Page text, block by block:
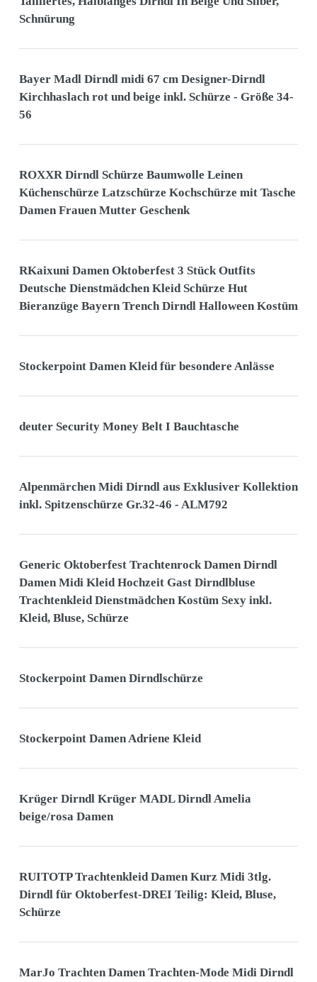
Schnürung
Bayer Madl Dirndl midi 67 cm Designer-Dirndl
Kirchhaslach rot und beige inkl. Schürze - Größe 34-
56
ROXXR Dirndl Schürze Baumwolle Leinen
Küchenschürze Latzschürze Kochschürze mit Tasche
Damen Frauen Mutter Geschenk
RKaixuni Damen Oktoberfest 3 Stück Outfits
Deutsche Dienstmädchen Kleid Schürze Hut
Bieranzüge Bayern Trench Dirndl Halloween Kostüm
Stockerpoint Damen Kleid für besondere Anlässe
deuter Security Money Belt I Bauchtasche
Alpenmärchen Midi Dirndl aus Exklusiver Kollektion
inkl. Spitzenschürze Gr.32-46 - ALM792
Generic Oktoberfest Trachtenrock Damen Dirndl
Damen Midi Kleid Hochzeit Gast Dirndlbluse
Trachtenkleid Dienstmädchen Kostüm Sexy inkl.
Kleid, Bluse, Schürze
Stockerpoint Damen Dirndlschürze
Stockerpoint Damen Adriene Kleid
Krüger Dirndl Krüger MADL Dirndl Amelia
beige/rosa Damen
RUITOTP Trachtenkleid Damen Kurz Midi 3tlg.
Dirndl für Oktoberfest-DREI Teilig: Kleid, Bluse,
Schürze
MarJo Trachten Damen Trachten-Mode Midi Dirndl